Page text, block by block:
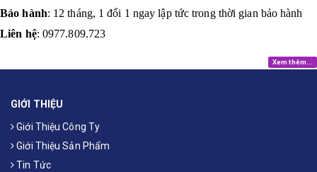
Bảo hành: 12 tháng, 1 đổi 1 ngay lập tức trong thời gian bảo hành
Liên hệ: 0977.809.723
Xem thêm...
GIỚI THIỆU
Giới Thiệu Công Ty
Giới Thiệu Sản Phẩm
Tin Tức